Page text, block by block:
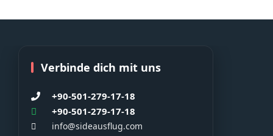
Verbinde dich mit uns
+90-501-279-17-18
+90-501-279-17-18
info@sideausflug.com